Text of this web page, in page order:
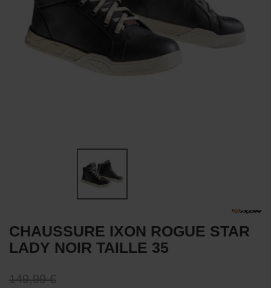
CHAUSSURE IXON ROGUE STAR
LADY NOIR TAILLE 35
149,99 €